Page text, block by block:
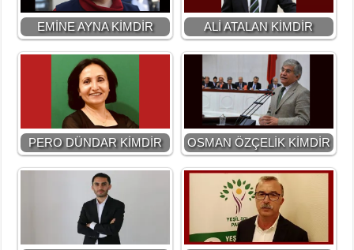
EMİNE AYNA KİMDİR ALİ ATALAN KİMDİR
PERO DÜNDAR KİMDİR OSMAN ÖZÇELİK KİMDİR